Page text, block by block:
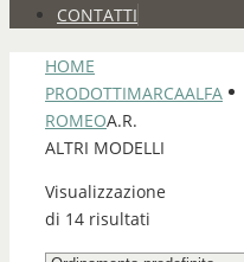
CONTATTI
HOME
PRODOTTIMARCAALFA
ROMEOA.R.
ALTRI MODELLI
Visualizzazione
di 14 risultati